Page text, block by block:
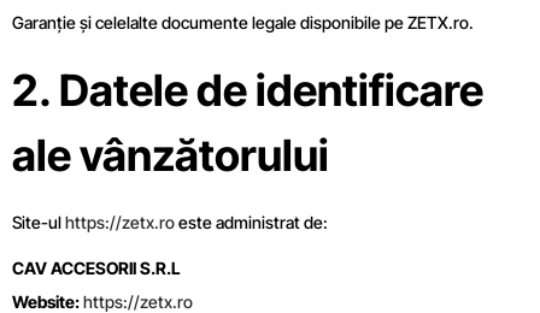
Garanție și celelalte documente legale disponibile pe ZETX.ro.
2. Datele de identificare
ale vânzătorului
Site-ulhttps://zetx.roeste administrat de:
CAV ACCESORII S.R.L
Website:https://zetx.ro